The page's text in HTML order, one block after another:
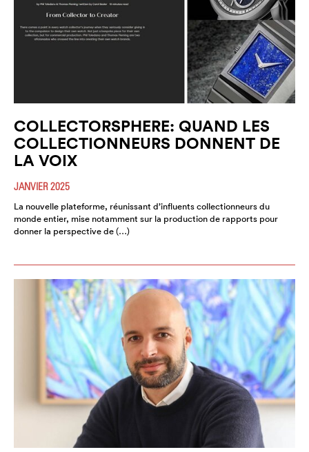
COLLECTORSPHERE: QUAND LES
COLLECTIONNEURS DONNENT DE
LA VOIX
JANVIER 2025
La nouvelle plateforme, réunissant d’influents collectionneurs du
monde entier, mise notamment sur la production de rapports pour
donner la perspective de (…)